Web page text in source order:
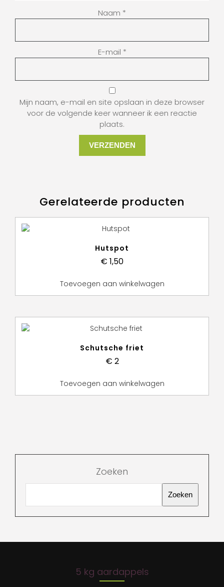
Naam *
E-mail *
Mijn naam, e-mail en site opslaan in deze browser
voor de volgende keer wanneer ik een reactie
plaats.
Gerelateerde producten
Hutspot
€ 1,50
Toevoegen aan winkelwagen
Schutsche friet
€ 2
Toevoegen aan winkelwagen
Zoeken
Zoeken
5 kg aardappels